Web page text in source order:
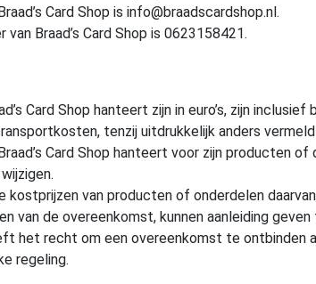
Card Shop is info@braadscardshop.nl.
Braad’s Card Shop is 0623158421.
Card Shop hanteert zijn in euro’s, zijn
tenzij uitdrukkelijk anders
Card Shop hanteert voor zijn producten
kostprijzen van producten of onderdelen
van de overeenkomst, kunnen aanleiding
het recht om een overeenkomst te ontbinden
regeling.